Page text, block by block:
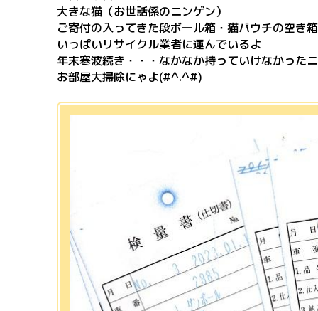
大きな猫（お世話係のニンゲン）
ご寄付の入ってきた段ボール箱・猫パウチの空き
いっぱいリサイクル業者に運んでいるよ
年末寒波続き・・・なかなか持っていけなかった
お部屋大掃除にゃよ(#^.^#)